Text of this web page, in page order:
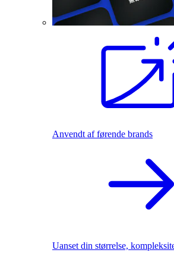
Anvendt af førende brands
Uanset din størrelse,